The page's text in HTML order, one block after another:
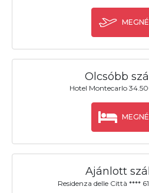
Olcsóbb
Hotel Montecarlo
Ajánlott
Residenza delle Città ****